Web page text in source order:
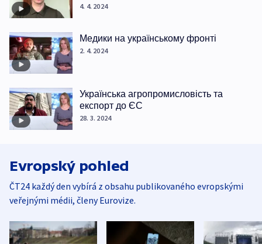
4. 4. 2024
Медики на українському фронті
2. 4. 2024
Українська агропромисловість та
експорт до ЄС
28. 3. 2024
Evropský pohled
ČT24 každý den vybírá z obsahu publikovaného evropskými
veřejnými médii, členy Eurovize.